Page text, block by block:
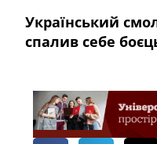
Український
спалив себе